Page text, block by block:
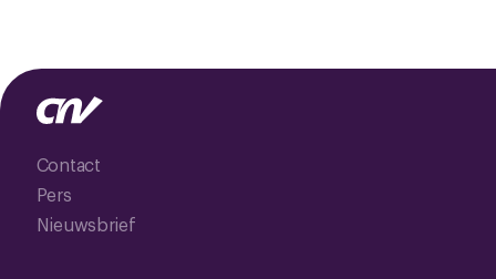
Contact
Pers
Nieuwsbrief